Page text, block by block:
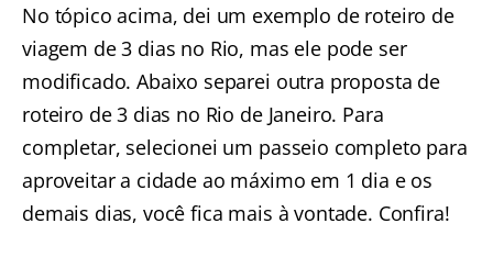
No tópico acima, dei um exemplo de roteiro de
viagem de 3 dias no Rio, mas ele pode ser
modificado. Abaixo separei outra proposta de
roteiro de 3 dias no Rio de Janeiro. Para
completar, selecionei um passeio completo para
aproveitar a cidade ao máximo em 1 dia e os
demais dias, você fica mais à vontade. Confira!